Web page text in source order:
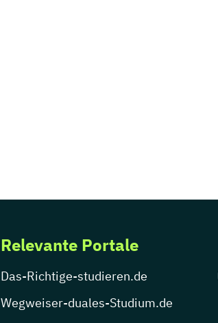
Relevante Portale
Das-Richtige-studieren.de
Wegweiser-duales-Studium.de